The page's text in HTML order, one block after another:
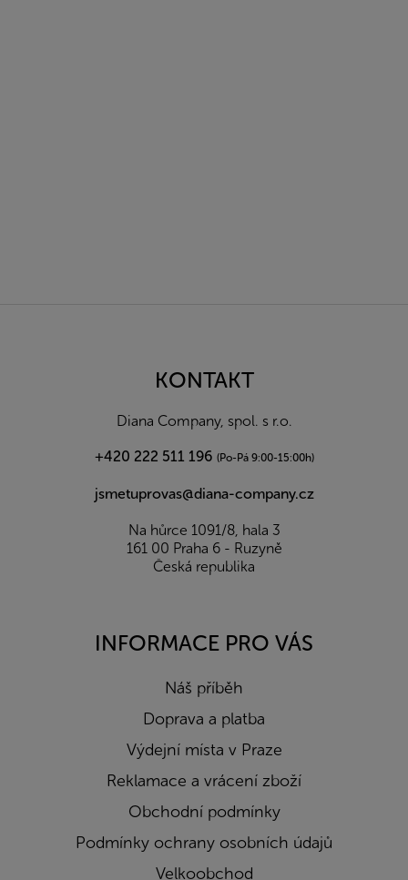
KONTAKT
Diana Company, spol. s r.o.
+420 222 511 196 (Po-Pá 9:00-15:00h)
jsmetuprovas@diana-company.cz
Na hůrce 1091/8, hala 3
161 00 Praha 6 - Ruzyně
Česká republika
INFORMACE PRO VÁS
Náš příběh
Doprava a platba
Výdejní místa v Praze
Reklamace a vrácení zboží
Obchodní podmínky
Podmínky ochrany osobních údajů
Velkoobchod